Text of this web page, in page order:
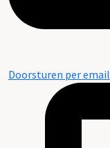
Doorsturen per email